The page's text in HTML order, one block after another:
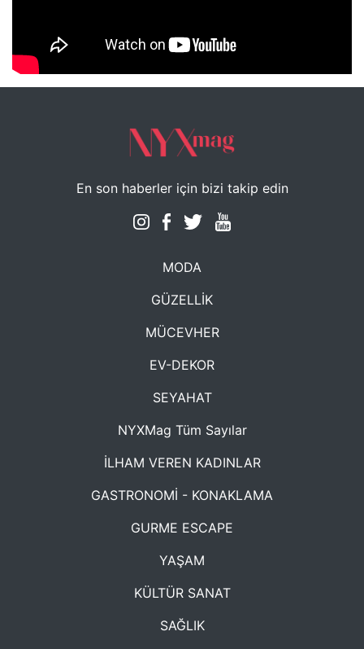
NYXmag 2. Yaş Kutlama Etkinliği
En son haberler için bizi takip edin
MODA
GÜZELLİK
MÜCEVHER
EV-DEKOR
SEYAHAT
NYXMag Tüm Sayılar
İLHAM VEREN KADINLAR
GASTRONOMİ - KONAKLAMA
GURME ESCAPE
YAŞAM
KÜLTÜR SANAT
SAĞLIK